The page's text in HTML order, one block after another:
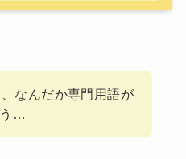
なんだか専門用語が
う…